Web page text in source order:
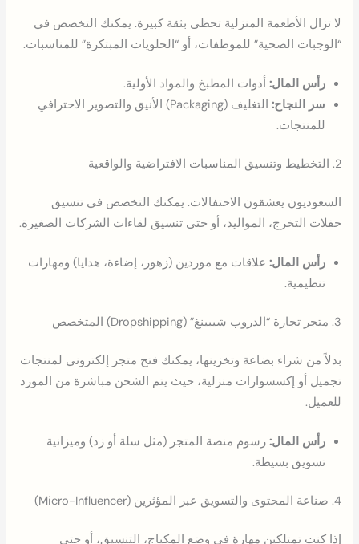
لا تزال الأطعمة المنزلية تحظى بثقة كبيرة. يمكنك التخصص في
“الوجبات الصحية” للموظفات، أو “الحلويات المبتكرة” للمناسبات.
رأس المال: أدوات المطبخ والمواد الأولية.
سر النجاح:
التغليف (Packaging) الأنيق والتصوير الاحترافي
للمنتجات.
2. التخطيط وتنسيق المناسبات الافتراضية والواقعية
السعوديون يعشقون الاحتفالات. يمكنك التخصص في تنسيق
حفلات التخرج، المواليد، أو حتى تنسيق لقاءات الشركات الصغيرة.
رأس المال: علاقات مع موردين (زهور، إضاءة، هدايا) ومهارات
تنظيمية.
3. متجر تجارة “الدروب شيبينغ” (Dropshipping) المتخصص
بدلاً من شراء بضاعة وتخزينها، يمكنك فتح متجر إلكتروني لمنتجات
تجميل أو إكسسوارات منزلية، حيث يتم الشحن مباشرة من المورد
للعميل.
رأس المال: رسوم منصة المتجر (مثل سلة أو زد) وميزانية
تسويق بسيطة.
4. صناعة المحتوى والتسويق عبر المؤثرين (Micro-Influencer)
إذا كنتِ تمتلكين مهارة في وضع المكياج، التنسيق، أو حتى